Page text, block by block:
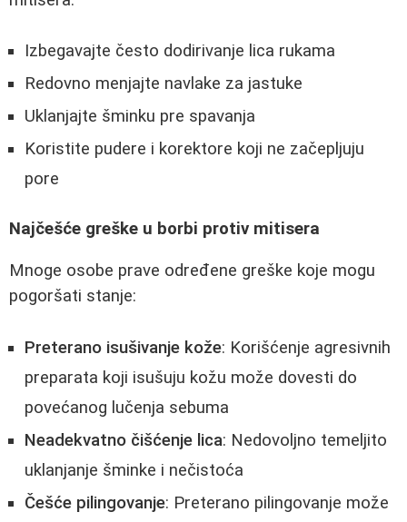
Izbegavajte često dodirivanje lica rukama
Redovno menjajte navlake za jastuke
Uklanjajte šminku pre spavanja
Koristite pudere i korektore koji ne začepljuju
pore
Najčešće greške u borbi protiv mitisera
Mnoge osobe prave određene greške koje mogu
pogoršati stanje:
Preterano isušivanje kože: Korišćenje agresivnih
preparata koji isušuju kožu može dovesti do
povećanog lučenja sebuma
Neadekvatno čišćenje lica: Nedovoljno temeljito
uklanjanje šminke i nečistoća
Češće pilingovanje: Preterano pilingovanje može